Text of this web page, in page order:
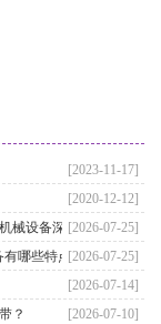
[2023-11-17]
[2020-12-12]
[2026-07-25]
械设备深耕汽车非
[2026-07-25]
有哪些特点
[2026-07-14]
[2026-07-10]
？